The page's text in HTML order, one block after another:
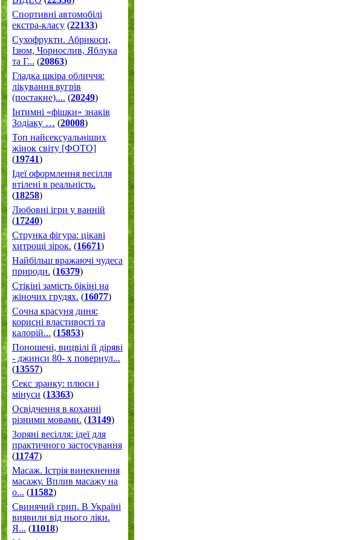
Спортивні автомобілі
екстра-класу (22133)
Cухофрукти. Абрикоси,
Ізюм, Чорнослив, Яблука
та Г... (20863)
Гладка шкіра обличчя:
лікування вугрів
(постакне).... (20249)
Інтимні «фішки» знаків
Зодіаку … (20008)
Топ найсексуальніших
жінок світу [ФОТО]
(19741)
Ідеї оформлення весілля
втілені в реальність.
(18258)
Любовні ігри у ванній
(17240)
Струнка фігура: цікаві
хитрощі зірок. (16671)
Найбільш вражаючі чудеса
природи. (16379)
Стікіні замість бікіні на
жіночих грудях. (16077)
Сочна красуня диня:
корисні властивості та
калорій... (15853)
Поношені, вицвілі й діряві
- джинси 80- х повернул...
(13557)
Секс зранку: плюси і
мінуси (13363)
Освідчення в коханні
різними мовами. (13149)
Зоряні весілля: ідеї для
практичного застосування
(11747)
Масаж. Істрія винекнення
масажу. Вплив масажу на
о... (11582)
Свинячий грип. В Україні
виявили від нього ліки.
Я... (11018)